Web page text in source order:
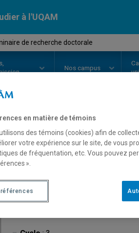
à l'UQAM
de recherche doctorale
Nos campus
COURS// LIN9975-
Description
en matière de témoins
des témoins (cookies) afin de
votre expérience sur le site, de vous
de fréquentation, etc. Vous pouvez
».